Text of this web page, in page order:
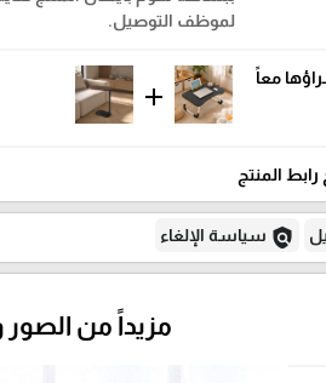
لموظف التوصيل.
معاً
add
المنتج
policy سياسة الإلغاء
مزيداً من الصور